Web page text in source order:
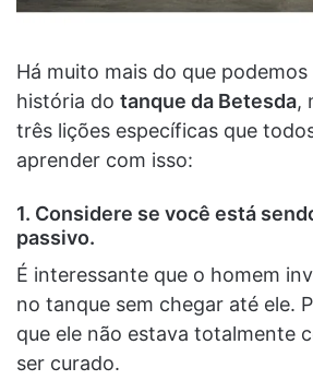
Há muito mais do que
história do tanque da Betesda,
três lições específicas que
aprender com isso:
1. Considere se você está
passivo.
É interessante que o homem
no tanque sem chegar até ele.
que ele não estava totalmente
ser curado.